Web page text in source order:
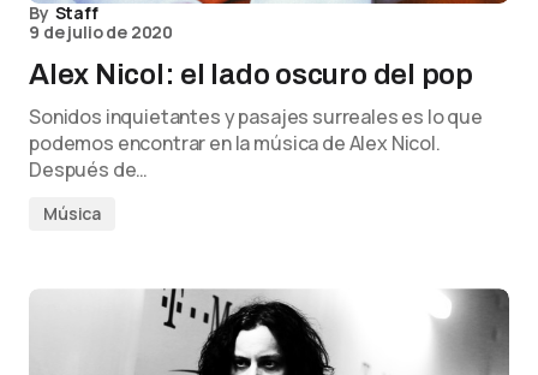
By Staff
9 de julio de 2020
Alex Nicol: el lado oscuro del pop
Sonidos inquietantes y pasajes surreales es lo que
podemos encontrar en la música de Alex Nicol.
Después de…
Música